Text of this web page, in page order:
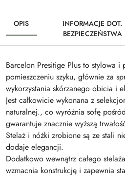
OPIS
INFORMACJE DOT.
BEZPIECZEŃSTWA
Barcelon Presitige Plus to stylowa
pomieszczeniu szyku, głównie za
wykorzystania skórzanego obicia i
Jest całkowicie wykonana z
naturalnej., co wyróżnia sofę
gwarantuje znacznie wyższą
Stelaż i nóżki zrobione są ze stali
dodaje elegancji.
Dodatkowo wewnątrz całego
wzmacnia konstrukcję i zapewnia